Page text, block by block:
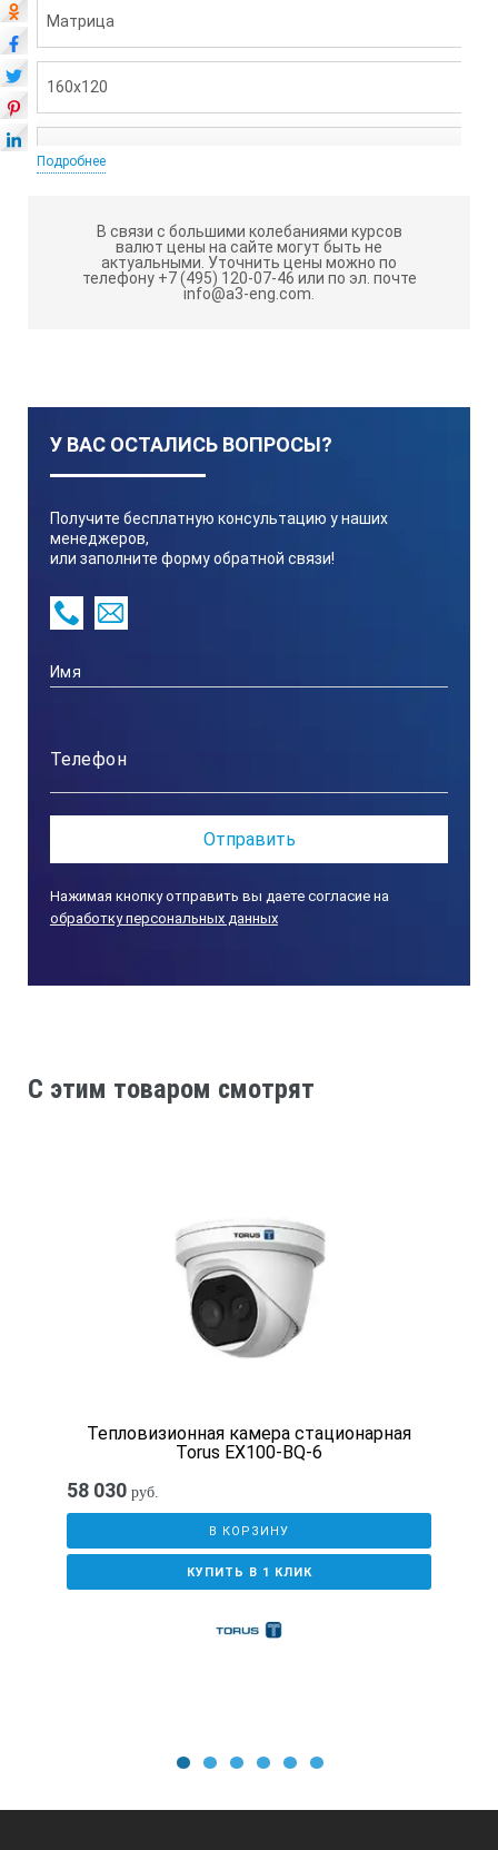
Матрица
160х120
Угловое поле
Оптическое разрешение
от -20 до +150, от +100 до +550
Разрешение по температуре
0,04
Спектральный диапазон
Предел допускаемой погрешности измерений: абсолютной
±2 °С, ±2 %
1 центральная точка и 1 бегающая точка Min-Max
Железо, черно-белая, черно-белая инвертированная,
Подробнее
В связи с большими колебаниями курсов
валют цены на сайте могут быть не
актуальными. Уточнить цены можно по
телефону +7 (495) 120-07-46 или по эл. почте
info@a3-eng.com.
У ВАС ОСТАЛИСЬ ВОПРОСЫ?
Получите бесплатную консультацию у наших
менеджеров,
или заполните форму обратной связи!
Нажимая кнопку отправить вы даете согласие на
обработку персональных данных
C этим товаром смотрят
Тепловизионная камера стационарная
Torus EX100-BQ-6
58 030 руб.
В КОРЗИНУ
КУПИТЬ В 1 КЛИК